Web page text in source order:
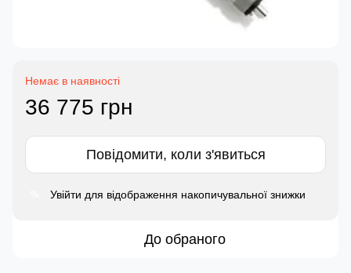
Немає в наявності
36 775 грн
Повідомити, коли з'явиться
Увійти для відображення накопичувальної знижки
До обраного